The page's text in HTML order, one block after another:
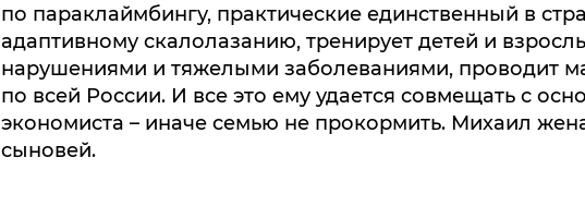
по параклаймбингу, практические единственный в
адаптивному скалолазанию, тренирует детей и
нарушениями и тяжелыми заболеваниями, проводит
по всей России. И все это ему удается совмещать с
экономиста – иначе семью не прокормить. Михаил
сыновей.